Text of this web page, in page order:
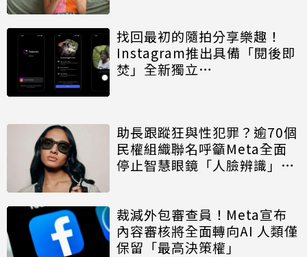
找回最初的隨拍分享樂趣！
Instagram推出具備「閱後即
焚」全新獨立
助長跟蹤狂與性犯罪？逾70個
民權組織聯名呼籲Meta全面
停止智慧眼鏡「人臉辨識」功
裁減外包審查員！Meta宣布
內容審核將全面轉向AI 人類僅
保留「最高決策權」